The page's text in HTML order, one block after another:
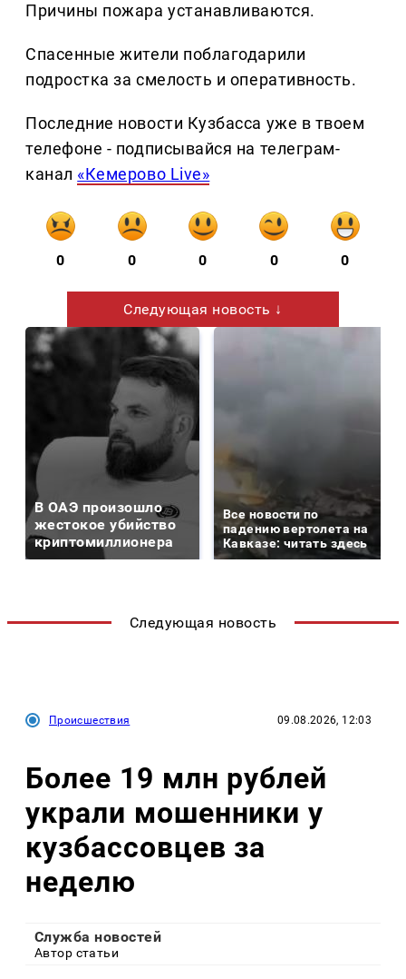
Причины пожара устанавливаются.
Спасенные жители поблагодарили
подростка за смелость и оперативность.
Последние новости Кузбасса уже в твоем
телефоне - подписывайся на телеграм-
канал «Кемерово Live»
0 0 0 0 0
Следующая новость ↓
В ОАЭ произошло
жестокое убийство
криптомиллионера
Все новости по
падению вертолета на
Кавказе: читать здесь
Следующая новость
Происшествия 09.08.2026, 12:03
Более 19 млн рублей
украли мошенники у
кузбассовцев за
неделю
Служба новостей
Автор статьи